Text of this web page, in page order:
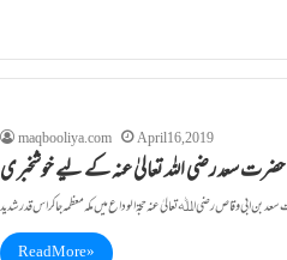
maqbooliya.com April 16, 2019
حضرت سعد رضی اللہ تعالیٰ عنہ کے لیے خوشخبری
Read More »